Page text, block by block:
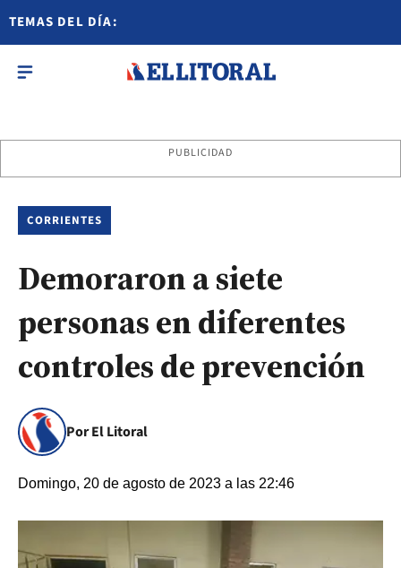
TEMAS DEL DÍA:
PUBLICIDAD
CORRIENTES
Demoraron a siete
personas en diferentes
controles de prevención
Por El Litoral
Domingo, 20 de agosto de 2023 a las 22:46